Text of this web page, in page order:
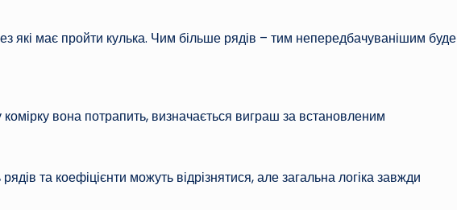
які має пройти кулька. Чим більше рядів – тим непередбачуванішим буде
комірку вона потрапить, визначається виграш за встановленим
рядів та коефіцієнти можуть відрізнятися, але загальна логіка завжди